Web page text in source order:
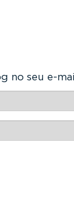
no seu e-mail